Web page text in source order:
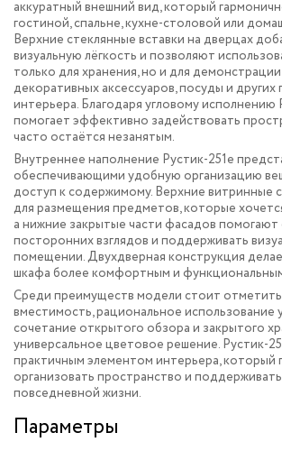
аккуратный внешний вид, который
гостиной, спальне, кухне-столовой или
Верхние стеклянные вставки на дверцах
визуальную лёгкость и позволяют
только для хранения, но и для демонстрации
декоративных аксессуаров, посуды и
интерьера. Благодаря угловому исполнению
помогает эффективно задействовать
часто остаётся незанятым.
Внутреннее наполнение Рустик-251e
обеспечивающими удобную организацию
доступ к содержимому. Верхние витринные
для размещения предметов, которые
а нижние закрытые части фасадов
посторонних взглядов и поддерживать
помещении. Двухдверная конструкция
шкафа более комфортным и
Среди преимуществ модели стоит
вместимость, рациональное использование
сочетание открытого обзора и закрытого
универсальное цветовое решение. Рустик-
практичным элементом интерьера, который
организовать пространство и
повседневной жизни.
Параметры